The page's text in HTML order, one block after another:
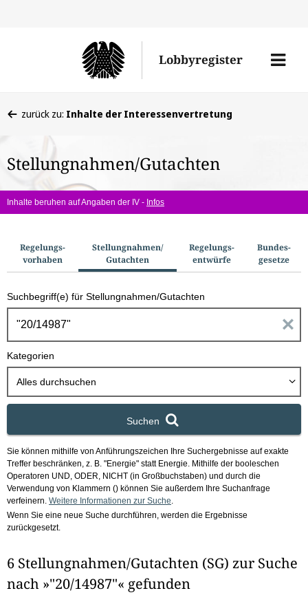
den
Lobbyregister
Menü
befinden
hier:
zurück zu: Inhalte der Interessenvertretung
Stellungnahmen/Gutachten
Inhalte beruhen auf Angaben der IV - Infos
u
c
h
o
Regelungs­
vorhaben
Stellungnahmen/​
Gutachten
Regelungs­
entwürfe
Bundes­
gesetze
Suchbegriff(e) für Stellungnahmen/Gutachten
n
g
a
m
Kategorien
Alles durchsuchen
Suchen
Sie können mithilfe von Anführungszeichen Ihre Suchergebnisse auf exakte
Treffer beschränken, z. B. "Energie" statt Energie. Mithilfe der booleschen
Operatoren UND, ODER, NICHT (in Großbuchstaben) und durch die
Verwendung von Klammern () können Sie außerdem Ihre Suchanfrage
verfeinern. Weitere Informationen zur Suche
Wenn Sie eine neue Suche durchführen, werden die Ergebnisse
zurückgesetzt.
6 Stellungnahmen/Gutachten (SG) zur Suche
nach »"20/14987"« gefunden